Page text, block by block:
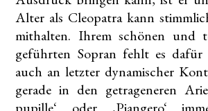
Alter als Cleopatra kann
mithalten. Ihrem schönen und
geführten Sopran fehlt es dafür
auch an letzter dynamischer
gerade in den getrageneren